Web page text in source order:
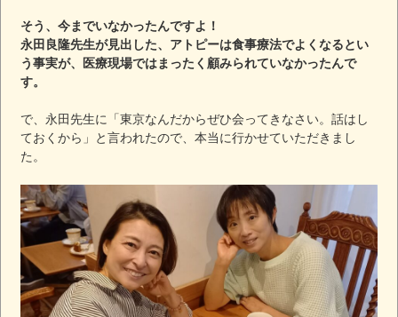
そう、今までいなかったんですよ！
永田良隆先生が見出した、アトピーは食事療法でよくなるとい
う事実が、医療現場ではまったく顧みられていなかったんで
す。
で、永田先生に「東京なんだからぜひ会ってきなさい。話はし
ておくから」と言われたので、本当に行かせていただきまし
た。